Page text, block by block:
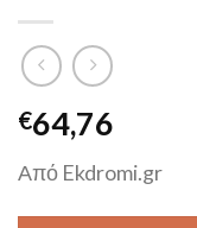
€64,76
Από Ekdromi.gr